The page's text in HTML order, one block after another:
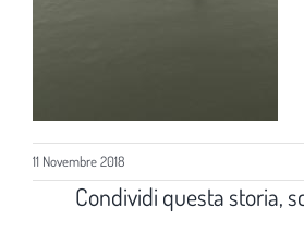
11 Novembre 2018
Condividi questa storia,